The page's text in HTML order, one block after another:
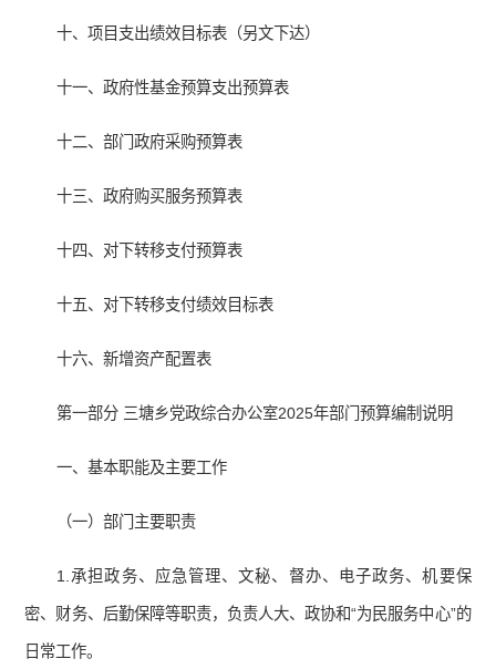
十、项目支出绩效目标表（另文下达）
十一、政府性基金预算支出预算表
十二、部门政府采购预算表
十三、政府购买服务预算表
十四、对下转移支付预算表
十五、对下转移支付绩效目标表
十六、新增资产配置表
第一部分 三塘乡党政综合办公室2025年部门预算编制说明
一、基本职能及主要工作
（一）部门主要职责
1.承担政务、应急管理、文秘、督办、电子政务、机要保
密、财务、后勤保障等职责，负责人大、政协和“为民服务中心”的
日常工作。